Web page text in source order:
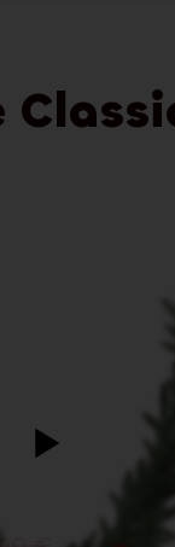
60 cm in
50 Dioden
ganz ohne